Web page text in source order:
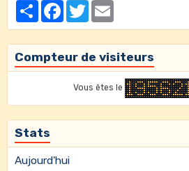
PartagerFacebookTwitter
Compteur de visiteurs
Vous êtes le
Stats
Aujourd'hui